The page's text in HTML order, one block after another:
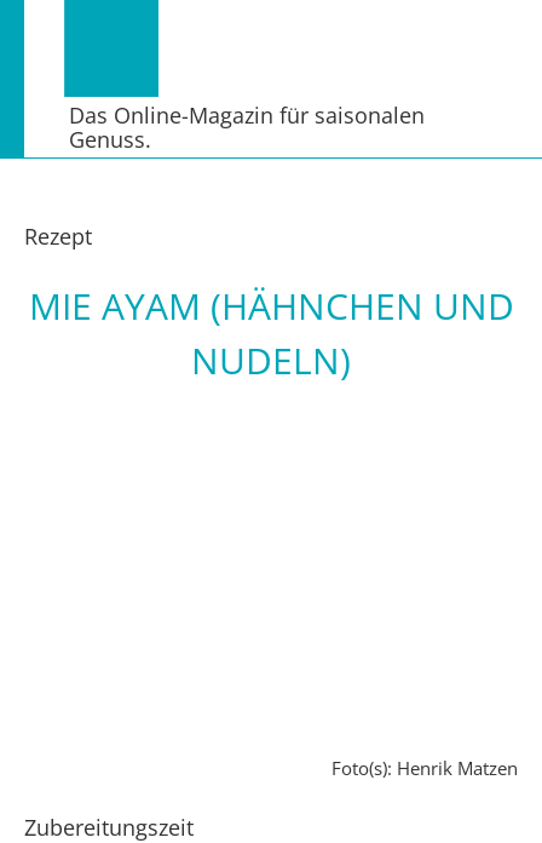
Das Online-Magazin für saisonalen
Genuss.
Rezept
MIE AYAM (HÄHNCHEN UND
NUDELN)
Foto(s): Henrik Matzen
Zubereitungszeit